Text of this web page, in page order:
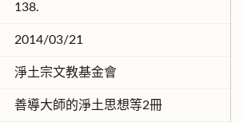
138.
2014/03/21
淨土宗文教基金會
善導大師的淨土思想等2冊